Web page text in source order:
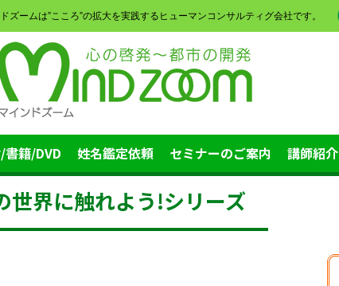
ズームは”こころ”の拡大を実践するヒューマンコンサルティグ会社です。
書籍/DVD 姓名鑑定依頼 セミナーのご案内 講師紹介
世界に触れよう!シリーズ